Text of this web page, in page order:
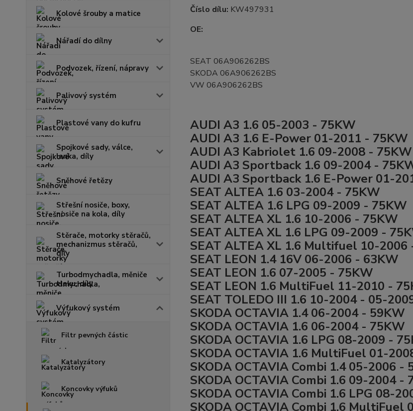
Kolové šrouby a matice
Nářadí do dílny
Podvozek, řízení, nápravy
Palivový systém
Plastové vany do kufru
Spojkové sady, válce,
lanka, díly
Sněhové řetězy
Střešní nosiče, boxy,
nosiče na kola, díly
Stěrače, motorky stěračů,
mechanizmus stěračů,
díly
Turbodmychadla, měniče
tlaku, díly
Výfukový systém
Filtr pevných částic
Katalyzátory
Koncovky výfuků
Číslo dílu: KW497931
OE:
SEAT 06A906262BS
SKODA 06A906262BS
VW 06A906262BS
AUDI A3 1.6 05-2003 - 75KW
AUDI A3 1.6 E-Power 01-2011 - 75KW
AUDI A3 Kabriolet 1.6 09-2008 - 75KW
AUDI A3 Sportback 1.6 09-2004 -
AUDI A3 Sportback 1.6 E-Power 01-
SEAT ALTEA 1.6 03-2004 - 75KW
SEAT ALTEA 1.6 LPG 09-2009 - 75KW
SEAT ALTEA XL 1.6 10-2006 - 75KW
SEAT ALTEA XL 1.6 LPG 09-2009 -
SEAT ALTEA XL 1.6 Multifuel 10-2006
SEAT LEON 1.4 16V 06-2006 - 63KW
SEAT LEON 1.6 07-2005 - 75KW
SEAT LEON 1.6 MultiFuel 11-2010 -
SEAT TOLEDO III 1.6 10-2004 - 05-
SKODA OCTAVIA 1.4 06-2004 - 59KW
SKODA OCTAVIA 1.6 06-2004 - 75KW
SKODA OCTAVIA 1.6 LPG 08-2009 -
SKODA OCTAVIA 1.6 MultiFuel 01-
SKODA OCTAVIA Combi 1.4 05-2006 -
SKODA OCTAVIA Combi 1.6 09-2004 -
SKODA OCTAVIA Combi 1.6 LPG 08-
SKODA OCTAVIA Combi 1.6 MultiFuel